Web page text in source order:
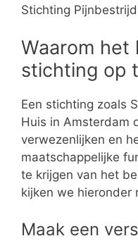
Stichting
Waarom het
stichting op
Een stichting zoals
Huis in Amsterdam
verwezenlijken en
maatschappelijke
te krijgen van het
kijken we hieronder
Maak een